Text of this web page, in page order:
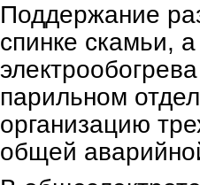
Поддержание
спинке скамьи,
парильном
организацию
общей